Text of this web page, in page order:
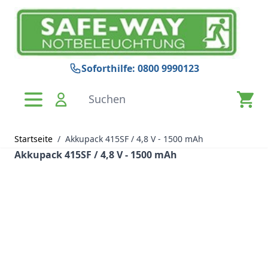
Zum Inhalt springen
Soforthilfe: 0800 9990123
Suchen
Startseite / Akkupack 415SF / 4,8 V - 1500 mAh
Akkupack 415SF / 4,8 V - 1500 mAh